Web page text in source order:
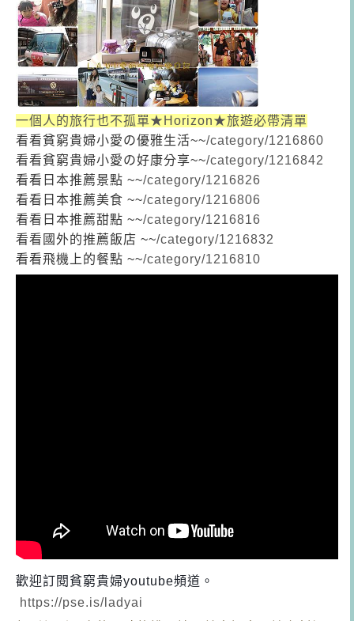
一個人的旅行也不孤單★Horizon★旅遊必帶清單
看看貧窮貴婦小愛の優雅生活~~/category/1216860
看看貧窮貴婦小愛の好康分享~~/category/1216842
看看日本推薦景點 ~~/category/1216826
看看日本推薦美食 ~~/category/1216806
看看日本推薦甜點 ~~/category/1216816
看看國外的推薦飯店 ~~/category/1216832
看看飛機上的餐點 ~~/category/1216810
歡迎訂閱貧窮貴婦youtube頻道。
https://pse.is/ladyai